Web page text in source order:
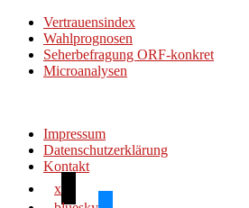
Vertrauensindex
Wahlprognosen
Seherbefragung ORF-konkret
Microanalysen
Impressum
Datenschutzerklärung
Kontakt
x